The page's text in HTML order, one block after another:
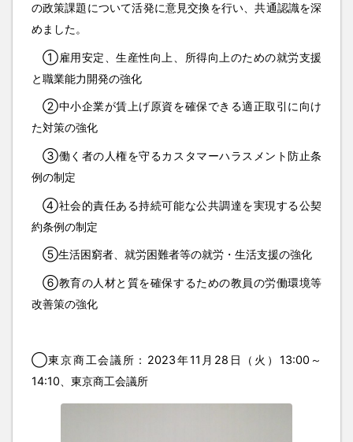
の政策課題について活発に意見交換を行い、共通認識を深
めました。
①雇用安定、生産性向上、所得向上のための就労支援
と職業能力開発の強化
②中小企業が賃上げ原資を確保できる適正取引に向け
た対策の強化
③働く者の人権を守るカスタマーハラスメント防止条
例の制定
④社会的責任ある持続可能な公共調達を実現する公契
約条例の制定
⑤生活困窮者、就労困難者等の就労・生活支援の強化
⑥教育の人材と質を確保するための教員の労働環境等
改善策の強化
◯東京商工会議所：2023年11月28日（火）13:00～
14:10、東京商工会議所